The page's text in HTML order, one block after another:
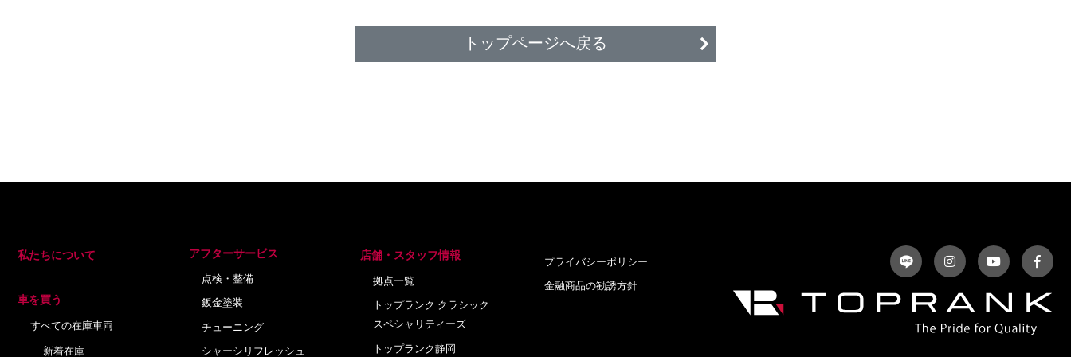
トップページへ戻る
私たちについて
車を買う
すべての在庫車両
新着在庫
アフターサービス
点検・整備
鈑金塗装
チューニング
シャーシリフレッシュ
店舗・スタッフ情報
拠点一覧
トップランク クラシック
スペシャリティーズ
トップランク静岡
プライバシーポリシー
金融商品の勧誘方針